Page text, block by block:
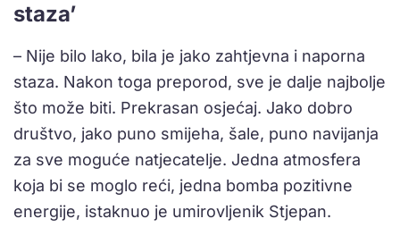
staza’
– Nije bilo lako, bila je jako zahtjevna i naporna
staza. Nakon toga preporod, sve je dalje najbolje
što može biti. Prekrasan osjećaj. Jako dobro
društvo, jako puno smijeha, šale, puno navijanja
za sve moguće natjecatelje. Jedna atmosfera
koja bi se moglo reći, jedna bomba pozitivne
energije, istaknuo je umirovljenik Stjepan.